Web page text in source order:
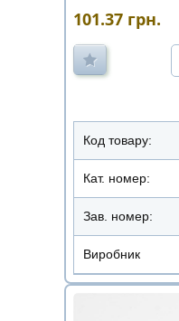
101.37 грн.
Код товару:
Кат. номер:
Зав. номер:
Виробник